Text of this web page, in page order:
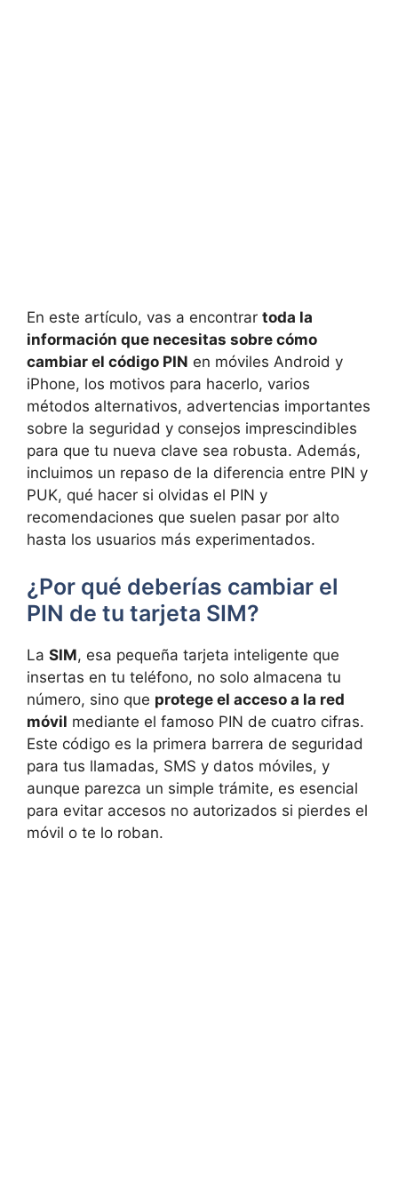
En este artículo, vas a encontrar toda la
información que necesitas sobre cómo
cambiar el código PIN en móviles Android y
iPhone, los motivos para hacerlo, varios
métodos alternativos, advertencias importantes
sobre la seguridad y consejos imprescindibles
para que tu nueva clave sea robusta. Además,
incluimos un repaso de la diferencia entre PIN y
PUK, qué hacer si olvidas el PIN y
recomendaciones que suelen pasar por alto
hasta los usuarios más experimentados.
¿Por qué deberías cambiar el
PIN de tu tarjeta SIM?
La SIM, esa pequeña tarjeta inteligente que
insertas en tu teléfono, no solo almacena tu
número, sino que protege el acceso a la red
móvil mediante el famoso PIN de cuatro cifras.
Este código es la primera barrera de seguridad
para tus llamadas, SMS y datos móviles, y
aunque parezca un simple trámite, es esencial
para evitar accesos no autorizados si pierdes el
móvil o te lo roban.